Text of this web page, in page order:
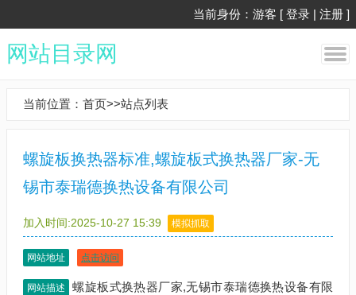
当前身份：游客 [ 登录 | 注册 ]
网站目录网
当前位置： 首页>>站点列表
螺旋板换热器标准,螺旋板式换热器厂家-无
锡市泰瑞德换热设备有限公司
加入时间:2025-10-27 15:39 模拟抓取
网站地址 点击访问
网站描述
螺旋板式换热器厂家,无锡市泰瑞德换热设备有限